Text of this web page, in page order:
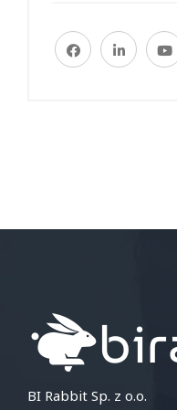
BI Rabbit Sp. z o.o.